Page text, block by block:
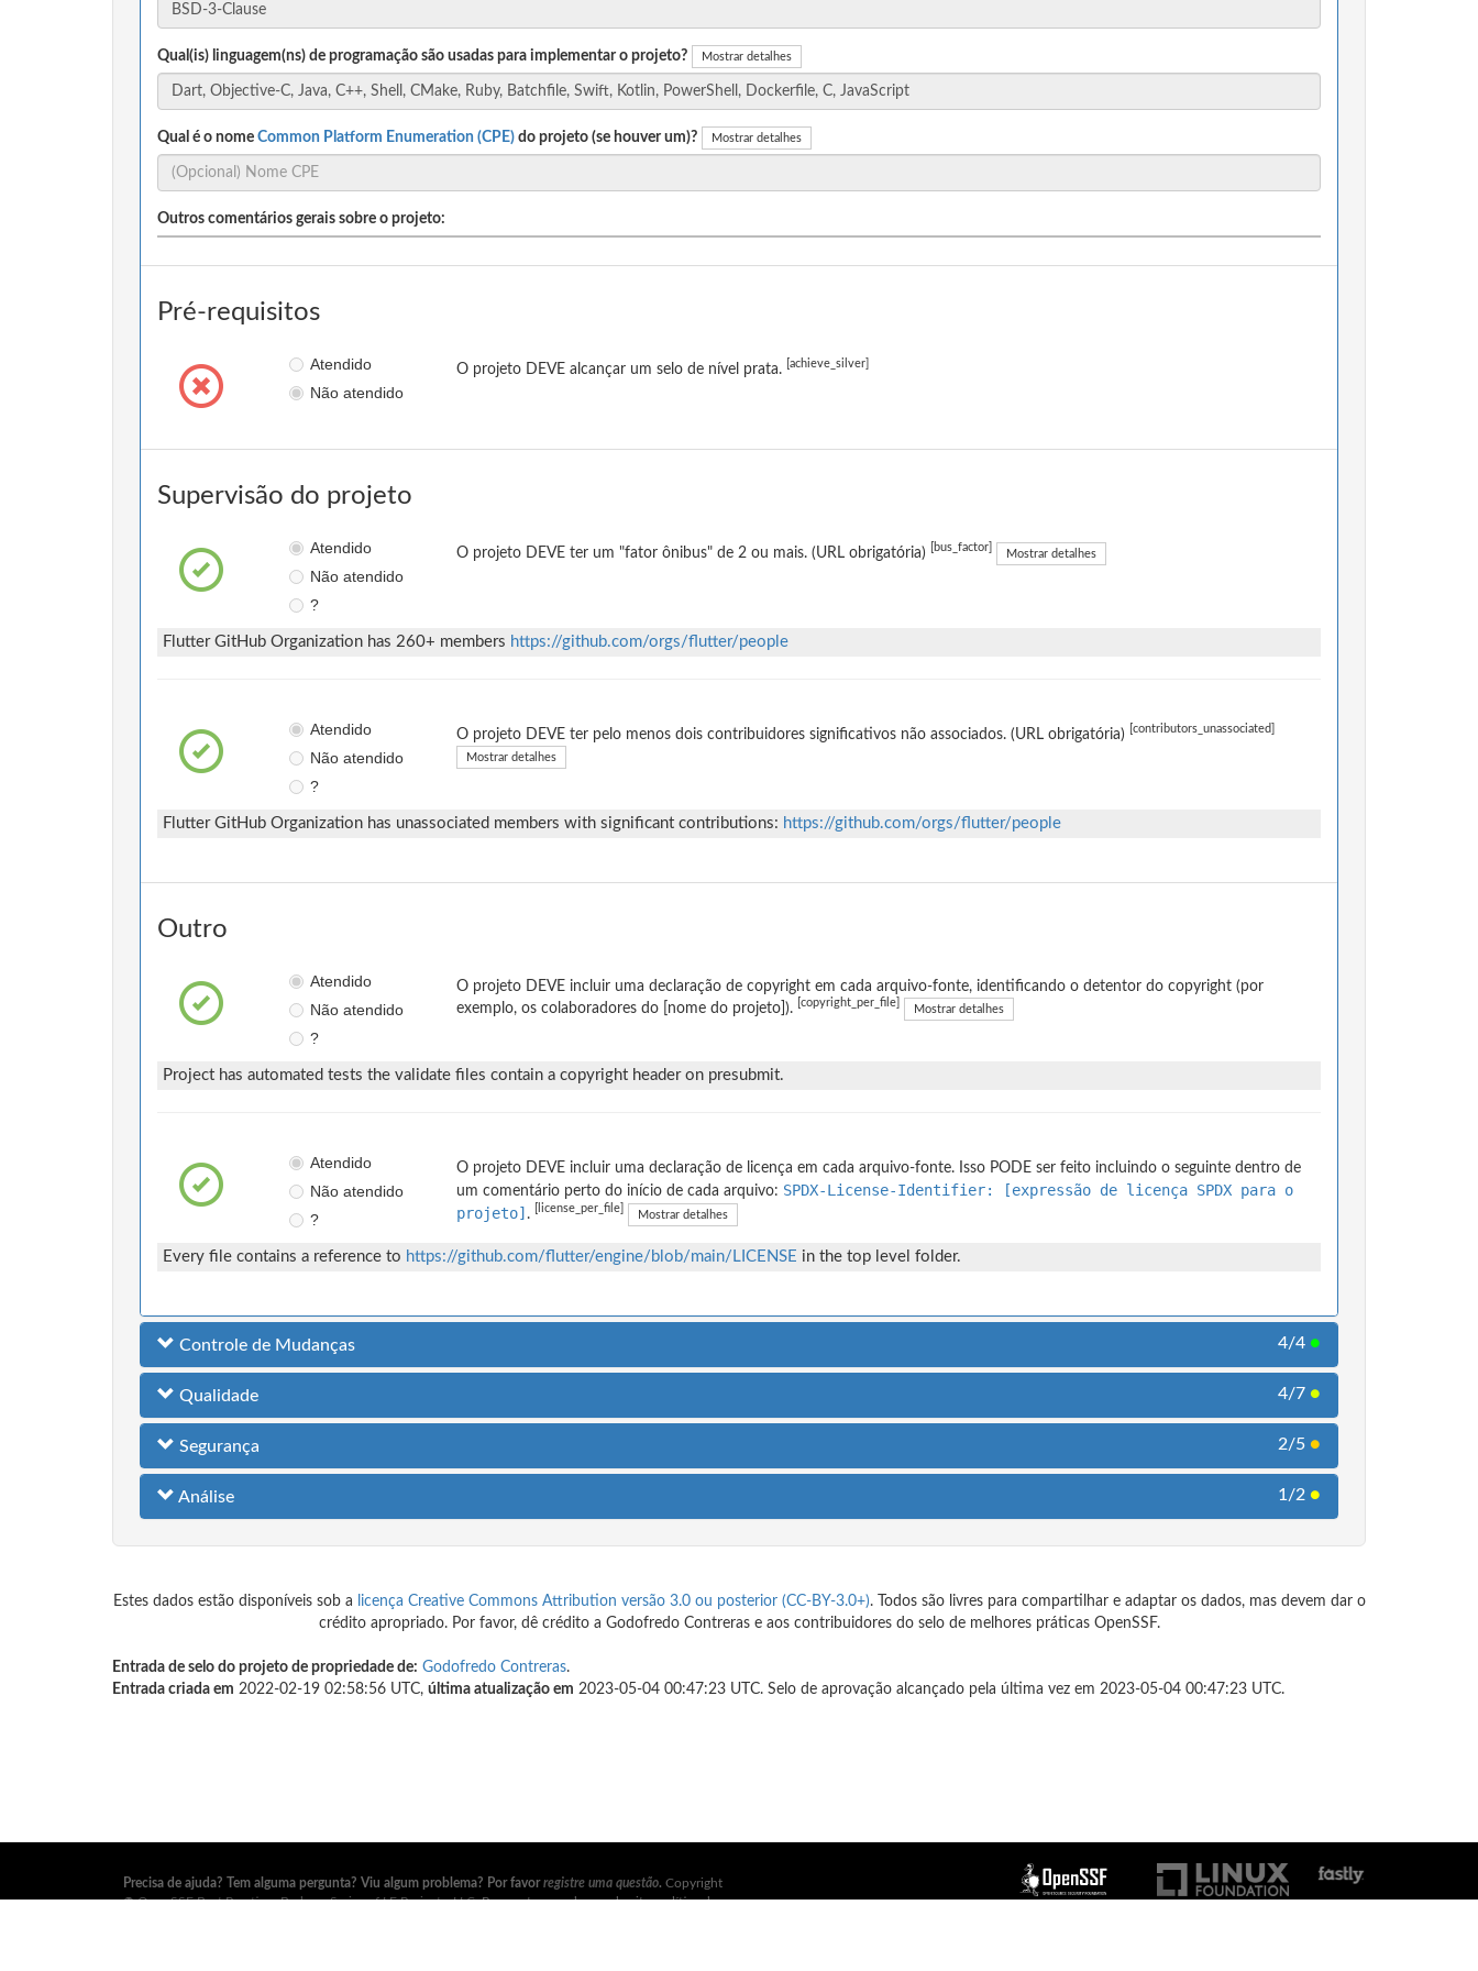
Qual(is) linguagem(ns) de programação são usadas para implementar o projeto? Mostrar detalhes
Qual é o nome Common Platform Enumeration (CPE) do projeto (se houver um)? Mostrar detalhes
Outros comentários gerais sobre o projeto:
Pré-requisitos
Atendido
Não atendido
O projeto DEVE alcançar um selo de nível prata. [achieve_silver]
Supervisão do projeto
Atendido
Não atendido
?
O projeto DEVE ter um "fator ônibus" de 2 ou mais. (URL obrigatória) [bus_factor] Mostrar detalhes
Flutter GitHub Organization has 260+ members https://github.com/orgs/flutter/people
Atendido
Não atendido
?
O projeto DEVE ter pelo menos dois contribuidores significativos não associados. (URL obrigatória) [contributors_unassociated]
Mostrar detalhes
Flutter GitHub Organization has unassociated members with significant contributions: https://github.com/orgs/flutter/people
Outro
Atendido
Não atendido
?
O projeto DEVE incluir uma declaração de copyright em cada arquivo-fonte, identificando o detentor do copyright (por
exemplo, os colaboradores do [nome do projeto]).
[copyright_per_file] Mostrar detalhes
Project has automated tests the validate files contain a copyright header on presubmit.
Atendido
Não atendido
?
O projeto DEVE incluir uma declaração de licença em cada arquivo-fonte. Isso PODE ser feito incluindo o seguinte dentro de
um comentário perto do início de cada arquivo: SPDX-License-Identifier: [expressão de licença SPDX para o
projeto] . [license_per_file] Mostrar detalhes
Every file contains a reference to https://github.com/flutter/engine/blob/main/LICENSE in the top level folder.
Controle de Mudanças 4/4 ●
Qualidade 4/7 ●
Segurança 2/5 ●
Análise 1/2 ●
Estes dados estão disponíveis sob a licença Creative Commons Attribution versão 3.0 ou posterior (CC-BY-3.0+). Todos são livres para compartilhar e adaptar os dados, mas devem dar o
crédito apropriado. Por favor, dê crédito a Godofredo Contreras e aos contribuidores do selo de melhores práticas OpenSSF.
Entrada de selo do projeto de propriedade de: Godofredo Contreras.
Entrada criada em 2022-02-19 02:58:56 UTC, última atualização em 2023-05-04 00:47:23 UTC. Selo de aprovação alcançado pela última vez em 2023-05-04 00:47:23 UTC.
Precisa de ajuda? Tem alguma pergunta? Viu algum problema? Por favorregistre uma questão. Copyright
©OpenSSF Best Practices Badge a Series of LF Projects, LLC. Para os termos de uso do site, política de